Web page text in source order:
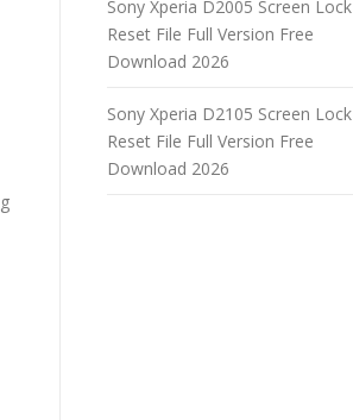
Sony Xperia D2005 Screen Lock
Reset File Full Version Free
Download 2026
Sony Xperia D2105 Screen Lock
Reset File Full Version Free
Download 2026